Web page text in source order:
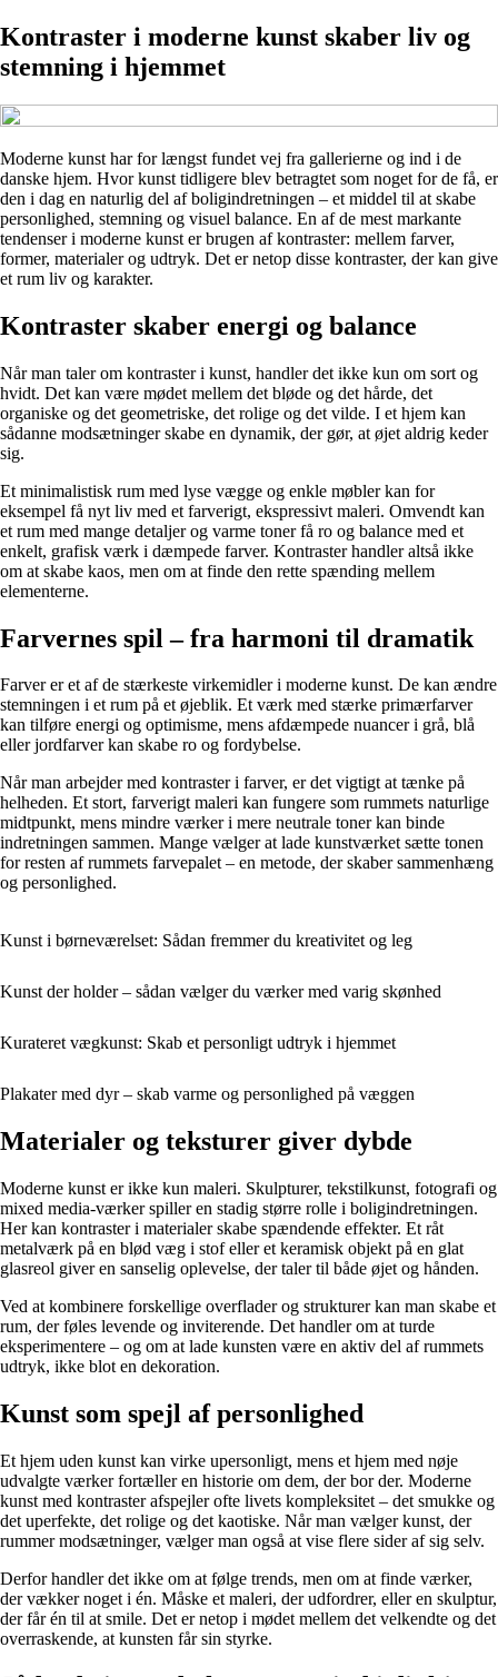
Kontraster i moderne kunst skaber liv og
stemning i hjemmet
Moderne kunst har for længst fundet vej fra gallerierne og ind i de
danske hjem. Hvor kunst tidligere blev betragtet som noget for de få, er
den i dag en naturlig del af boligindretningen – et middel til at skabe
personlighed, stemning og visuel balance. En af de mest markante
tendenser i moderne kunst er brugen af kontraster: mellem farver,
former, materialer og udtryk. Det er netop disse kontraster, der kan give
et rum liv og karakter.
Kontraster skaber energi og balance
Når man taler om kontraster i kunst, handler det ikke kun om sort og
hvidt. Det kan være mødet mellem det bløde og det hårde, det
organiske og det geometriske, det rolige og det vilde. I et hjem kan
sådanne modsætninger skabe en dynamik, der gør, at øjet aldrig keder
sig.
Et minimalistisk rum med lyse vægge og enkle møbler kan for
eksempel få nyt liv med et farverigt, ekspressivt maleri. Omvendt kan
et rum med mange detaljer og varme toner få ro og balance med et
enkelt, grafisk værk i dæmpede farver. Kontraster handler altså ikke
om at skabe kaos, men om at finde den rette spænding mellem
elementerne.
Farvernes spil – fra harmoni til dramatik
Farver er et af de stærkeste virkemidler i moderne kunst. De kan ændre
stemningen i et rum på et øjeblik. Et værk med stærke primærfarver
kan tilføre energi og optimisme, mens afdæmpede nuancer i grå, blå
eller jordfarver kan skabe ro og fordybelse.
Når man arbejder med kontraster i farver, er det vigtigt at tænke på
helheden. Et stort, farverigt maleri kan fungere som rummets naturlige
midtpunkt, mens mindre værker i mere neutrale toner kan binde
indretningen sammen. Mange vælger at lade kunstværket sætte tonen
for resten af rummets farvepalet – en metode, der skaber sammenhæng
og personlighed.
Kunst i børneværelset: Sådan fremmer du kreativitet og leg
Kunst der holder – sådan vælger du værker med varig skønhed
Kurateret vægkunst: Skab et personligt udtryk i hjemmet
Plakater med dyr – skab varme og personlighed på væggen
Materialer og teksturer giver dybde
Moderne kunst er ikke kun maleri. Skulpturer, tekstilkunst, fotografi og
mixed media-værker spiller en stadig større rolle i boligindretningen.
Her kan kontraster i materialer skabe spændende effekter. Et råt
metalværk på en blød væg i stof eller et keramisk objekt på en glat
glasreol giver en sanselig oplevelse, der taler til både øjet og hånden.
Ved at kombinere forskellige overflader og strukturer kan man skabe et
rum, der føles levende og inviterende. Det handler om at turde
eksperimentere – og om at lade kunsten være en aktiv del af rummets
udtryk, ikke blot en dekoration.
Kunst som spejl af personlighed
Et hjem uden kunst kan virke upersonligt, mens et hjem med nøje
udvalgte værker fortæller en historie om dem, der bor der. Moderne
kunst med kontraster afspejler ofte livets kompleksitet – det smukke og
det uperfekte, det rolige og det kaotiske. Når man vælger kunst, der
rummer modsætninger, vælger man også at vise flere sider af sig selv.
Derfor handler det ikke om at følge trends, men om at finde værker,
der vækker noget i én. Måske et maleri, der udfordrer, eller en skulptur,
der får én til at smile. Det er netop i mødet mellem det velkendte og det
overraskende, at kunsten får sin styrke.